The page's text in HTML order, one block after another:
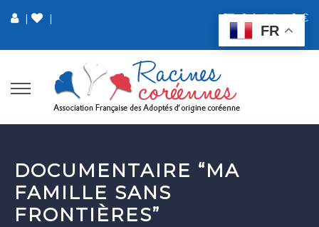
| 0 Article 0 €
|
DOCUMENTAIRE “MA
FAMILLE SANS
FRONTIÈRES”
FR